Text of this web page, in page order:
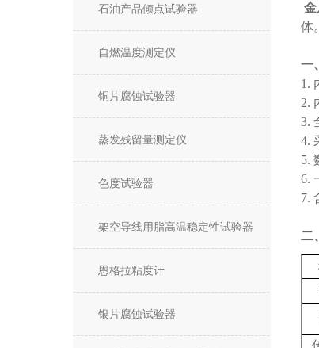
石油产品倾点试验器
自燃温度测定仪
铜片腐蚀试验器
蒸发残留量测定仪
色度试验器
架空导线用脂高温稳定性试验器
恩格拉粘度计
银片腐蚀试验器
金
体
一
1.
2.
3.
4.
5.
6.
7.
二